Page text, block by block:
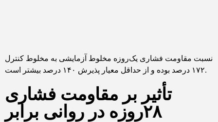
نسبت مقاومت فشاری یک‌روزه مخلوط آزمایشی به مخلوط کنترل
۱۷۲ درصد بوده و از حداقل معیار پذیرش ۱۴۰ درصد بیشتر است.
تأثیر بر مقاومت فشاری
۲۸روزه در روانی برابر